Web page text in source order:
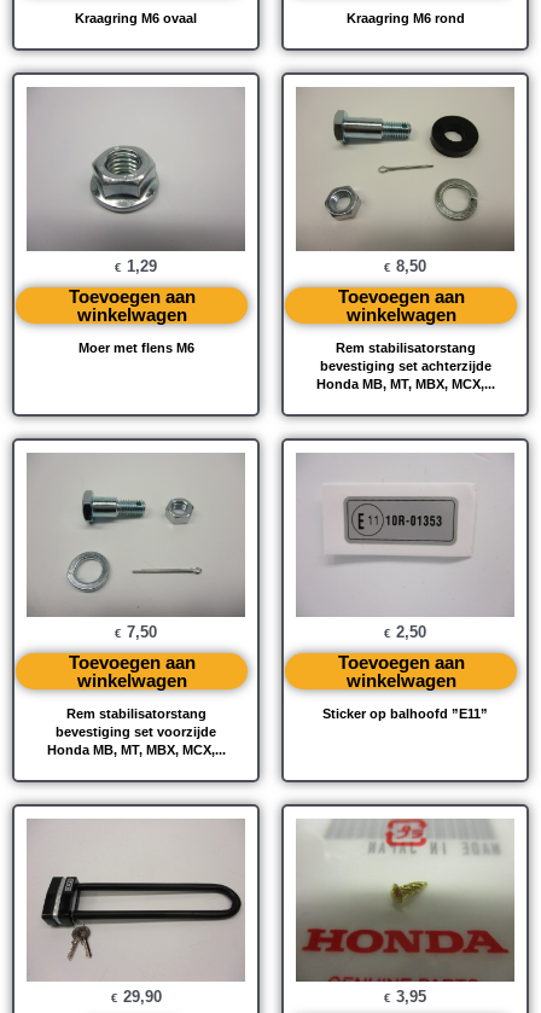
Kraagring M6 ovaal Kraagring M6 rond
Moer met flens M6
€ 1,29
Toevoegen aan
winkelwagen
Rem stabilisatorstang
bevestiging set achterzijde
Honda MB, MT, MBX, MCX,...
€ 8,50
Toevoegen aan
winkelwagen
Rem stabilisatorstang
bevestiging set voorzijde
Honda MB, MT, MBX, MCX,...
€ 7,50
Toevoegen aan
winkelwagen
Sticker op balhoofd ”E11”
€ 2,50
Toevoegen aan
winkelwagen
€ 29,90 € 3,95